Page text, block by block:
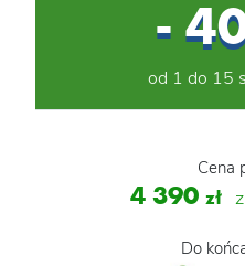
-
od 1 do 15
Cena
4 390 zł
Do